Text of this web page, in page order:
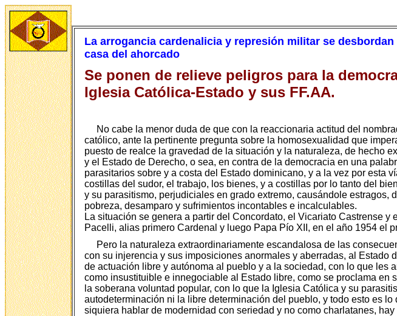
La arrogancia cardenalicia y represión militar se
casa del ahorcado
Se ponen de relieve peligros para la
Iglesia Católica-Estado y sus FF.AA.
No cabe la menor duda de que con la reaccionaria actitud del
católico, ante la pertinente pregunta sobre la homosexualidad que
puesto de realce la gravedad de la situación y la naturaleza, de hecho
y el Estado de Derecho, o sea, en contra de la democracia en una
parasitarios sobre y a costa del Estado dominicano, y a la vez por esta
costillas del sudor, el trabajo, los bienes, y a costillas por lo tanto del
y su parasitismo, perjudiciales en grado extremo, causándole
pobreza, desamparo y sufrimientos incontables e incalculables.
La situación se genera a partir del Concordato, el Vicariato Castrense
Pacelli, alias primero Cardenal y luego Papa Pío XII, en el año 1954 el
Pero la naturaleza extraordinariamente escandalosa de las
con su injerencia y sus imposiciones anormales y aberradas, al Estado
de actuación libre y autónoma al pueblo y a la sociedad, con lo que
como insustituible e innegociable al Estado libre, como se proclama
la soberana voluntad popular, con lo que la Iglesia Católica y su
autodeterminación ni la libre determinación del pueblo, y todo esto es
siquiera hablar de modernidad con seriedad y no como charlatanes,